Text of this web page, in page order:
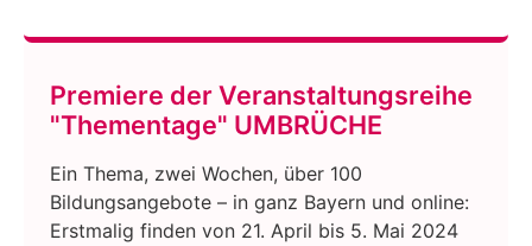
Premiere der Veranstaltungsreihe
"Thementage" UMBRÜCHE
Ein Thema, zwei Wochen, über 100
Bildungsangebote – in ganz Bayern und online:
Erstmalig finden von 21. April bis 5. Mai 2024